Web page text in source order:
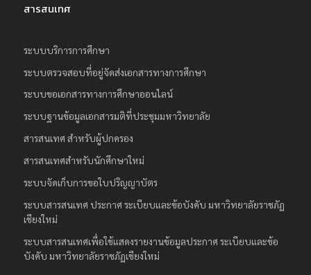
สารสนเทศ
ระบบบริการการศึกษา
ระบบตรวจสอบที่อยู่จัดส่งเอกสารทางการศึกษา
ระบบขอเอกสารทางการศึกษาออนไลน์
ระบบฐานข้อมูลเอกสารมติที่ประชุมมหาวิทยาลัย
สารสนเทศ สำหรับผู้ปกครอง
สารสนเทศสำหรับนักศึกษาใหม่
ระบบจัดเก็บการขอใบปริญญาบัตร
ระบบสารสนเทศ ประกาศ ระเบียบและข้อบังคับ มหาวิทยาลัยราชภัฏ
เชียงใหม่
ระบบสารสนเทศเพื่อใช้แสดงรายงานข้อมูลประกาศ ระเบียบและข้อ
บังคับ มหาวิทยาลัยราชภัฏเชียงใหม่